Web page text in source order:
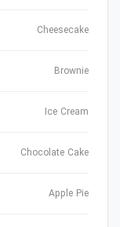
Cheesecake
Brownie
Ice Cream
Chocolate Cake
Apple Pie